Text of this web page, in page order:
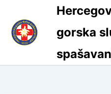
content
gorska